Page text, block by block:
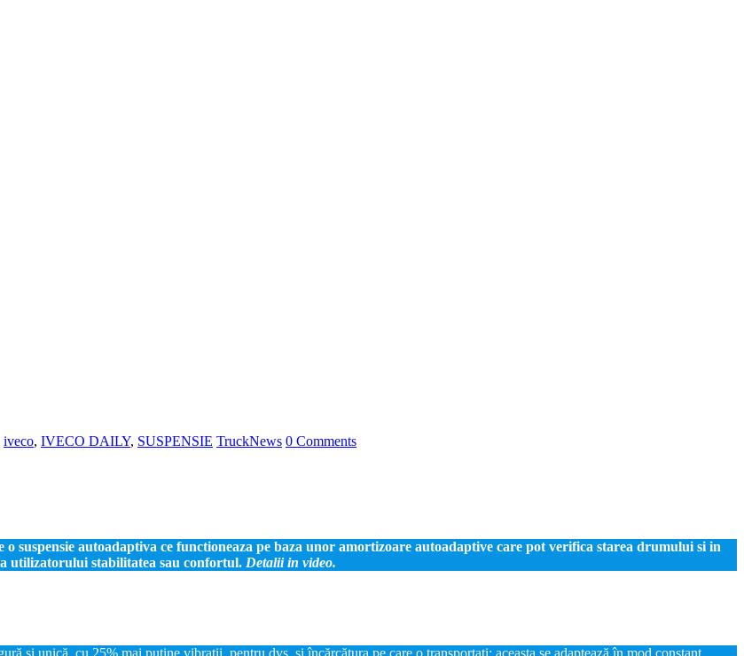
iveco, IVECO DAILY, SUSPENSIE TruckNews 0 Comments
suspensie autoadaptiva ce functioneaza pe baza unor amortizoare autoadaptive care pot verifica starea drumului si in
utilizatorului stabilitatea sau confortul. Detalii in video.
și unică, cu 25% mai puține vibrații, pentru dvs. și încărcătura pe care o transportați: aceasta se adaptează în mod constant